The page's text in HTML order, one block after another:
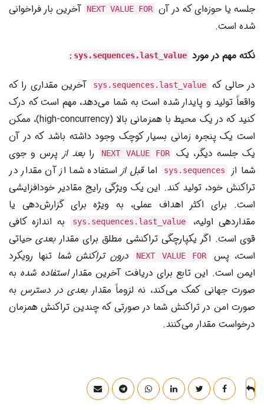
جلسه یا حوزه‌ای که در آن
NEXT VALUE FOR
آخرین بار فراخوانی
شده است.
نکته مهم در مورد sys.sequences.last_value
:
در حالی که
sys.sequences.last_value
آخرین مقداری را که
واقعاً تولید و پایدار شده است به شما می‌دهد، مهم است که درک
کنید که در یک محیط با همزمانی بالا (high-concurrency)، ممکن
است یک پنجره زمانی بسیار کوچک وجود داشته باشد که در آن
یک جلسه دیگر، یک
NEXT VALUE FOR رابعد از پرس و جوی
شما از
sys.sequences اماقبل از استفاده شما از آن مقدار در
تراکنش خود، تولید کند. این یک ویژگی رایج مقادیر خودافزایشی
است. برای اکثر اهداف عملی، به ویژه برای گزارش‌دهی یا
مقداردهی اولیه،
sys.sequences.last_value
به اندازه کافی
قوی است. اگر یکپارچگی تراکنشی مطلق برای مقداربعدیحیاتی
است، پس
NEXT VALUE FOR درون تراکنش شما تنها رویکرد
ایمن است. این تابع برای دریافت آخرین مقداراستفاده شده به
صورت جهانی کمک می‌کند، نه لزوماً مقداربعدی در دسترسبه
صورت امن در تراکنش شما در صورتی که چندین تراکنش همزمان
درخواست مقدار می‌کنند.